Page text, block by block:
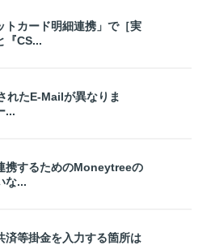
トカード明細連携」で［実
『CS...
れたE-Mailが異なりま
...
携するためのMoneytreeの
な...
済等掛金を入力する箇所は